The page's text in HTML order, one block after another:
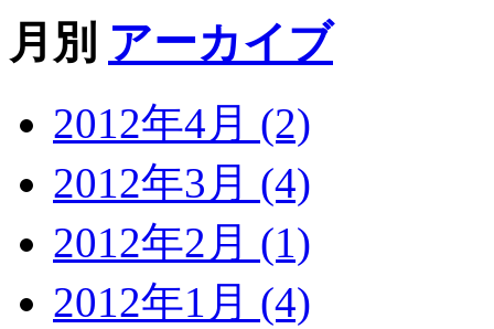
月別 アーカイブ
2012年4月 (2)
2012年3月 (4)
2012年2月 (1)
2012年1月 (4)